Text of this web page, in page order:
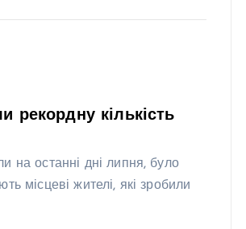
рекордну кількість
на останні дні липня, було
місцеві жителі, які зробили